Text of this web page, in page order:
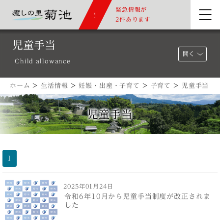
緊急情報が
2件あります
児童手当
Child allowance
開く
ホーム >生活情報 >妊娠・出産・子育て > 子育て > 児童手当
児童手当
1
2025年01月24日
令和6年10月から児童手当制度が改正されま
した